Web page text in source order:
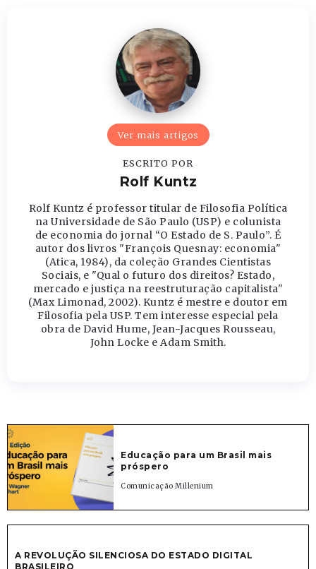
Ver mais artigos
ESCRITO POR
Rolf Kuntz
Rolf Kuntz é professor titular de Filosofia Política
na Universidade de São Paulo (USP) e colunista
de economia do jornal “O Estado de S. Paulo”. É
autor dos livros "François Quesnay: economia"
(Atica, 1984), da coleção Grandes Cientistas
Sociais, e "Qual o futuro dos direitos? Estado,
mercado e justiça na reestruturação capitalista"
(Max Limonad, 2002). Kuntz é mestre e doutor em
Filosofia pela USP. Tem interesse especial pela
obra de David Hume, Jean-Jacques Rousseau,
John Locke e Adam Smith.
Educação para um Brasil mais
próspero
Comunicação Millenium
A REVOLUÇÃO SILENCIOSA DO ESTADO DIGITAL
BRASILEIRO